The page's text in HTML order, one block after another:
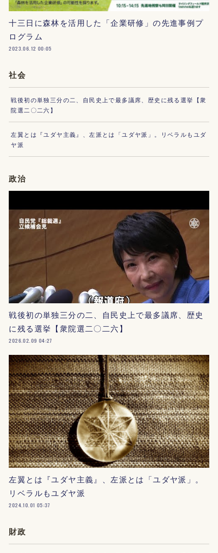
十三日に森林を活用した「企業研修」の先進事例プ
ログラム
2023.06.12 00:05
社会
戦後初の単独三分の二、自民史上で最多議席、歴史に残る選挙【衆
院選二〇二六】
左翼とは『ユダヤ主義』、左派とは「ユダヤ派」。リベラルもユダ
ヤ派
政治
戦後初の単独三分の二、自民史上で最多議席、歴史
に残る選挙【衆院選二〇二六】
2026.02.09 04:27
左翼とは『ユダヤ主義』、左派とは「ユダヤ派」。
リベラルもユダヤ派
2024.10.01 05:37
財政